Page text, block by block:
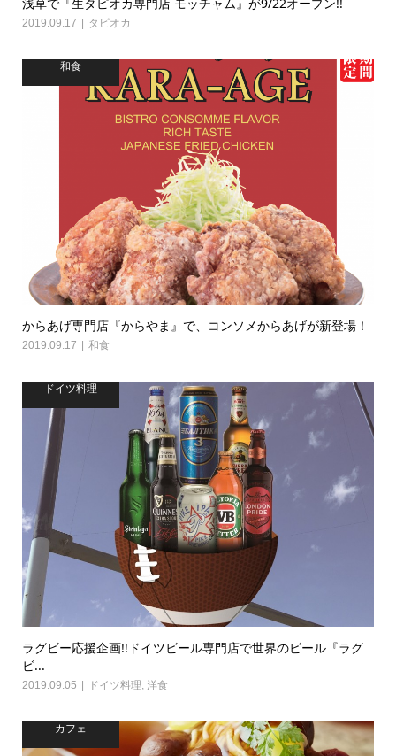
2019.09.17 タピオカ
和食
からあげ専門店『からやま』で、コンソメからあげが新登場！
2019.09.17 和食
ドイツ料理
ラグビー応援企画!!ドイツビール専門店で世界のビール『ラグ
ビ...
2019.09.05 ドイツ料理 洋食
カフェ